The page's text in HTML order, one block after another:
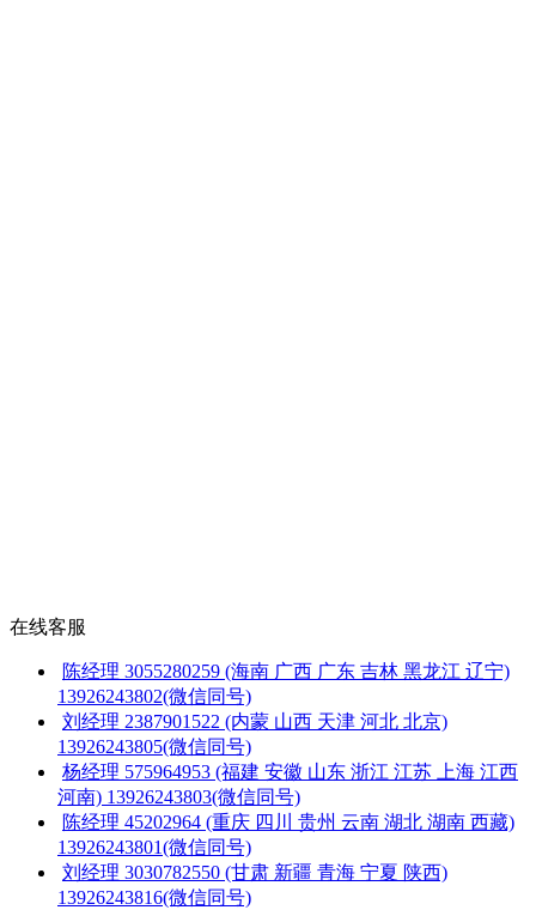
在线客服
陈经理 3055280259 (海南 广西 广东 吉林 黑龙江 辽宁)
13926243802(微信同号)
刘经理 2387901522 (内蒙 山西 天津 河北 北京)
13926243805(微信同号)
杨经理 575964953 (福建 安徽 山东 浙江 江苏 上海 江西
河南) 13926243803(微信同号)
陈经理 45202964 (重庆 四川 贵州 云南 湖北 湖南 西藏)
13926243801(微信同号)
刘经理 3030782550 (甘肃 新疆 青海 宁夏 陕西)
13926243816(微信同号)